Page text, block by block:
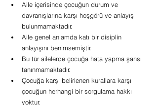
Aile içerisinde çocuğun durum ve
davranışlarına karşı hoşgörü ve anlayış
bulunmamaktadır.
Aile genel anlamda katı bir disiplin
anlayışını benimsemiştir.
Bu tür ailelerde çocuğa hata yapma şansı
tanınmamaktadır.
Çocuğa karşı belirlenen kurallara karşı
çocuğun herhangi bir sorgulama hakkı
yoktur.